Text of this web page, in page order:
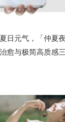
日元气，「仲夏
愈与极简高质感